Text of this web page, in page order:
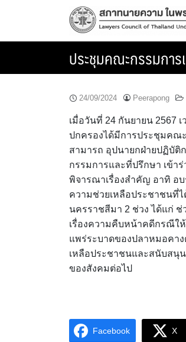
ประชุมคณะกรรมกา
24/09/2024 Peerapong
เมื่อวันที่ 24 กันยายน 2567
ปกครองได้มีการประชุมคณ
สามารถ อุปนายกฝ่ายปฏิบั
กรรมการและที่ปรึกษา เข้า
พิจารณาเรื่องสำคัญ อาทิ อ
ความช่วยเหลือประชาชนที่ไ
นครราชสีมา 2 ช่วง ได้แก่
เรื่องความคืบหน้าคดีกรณีใ
แพร่ระบาดของปลาหมอคา
เหลือประชาชนและสนับสนุ
ของสังคมต่อไป
Facebook X